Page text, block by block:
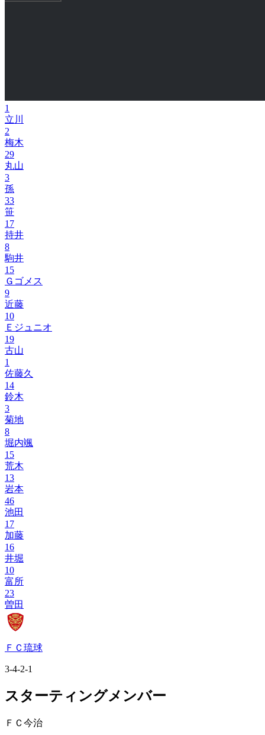
1
立川
2
梅木
29
丸山
3
孫
33
笹
17
持井
8
駒井
15
Ｇゴメス
9
近藤
10
Ｅジュニオ
19
古山
1
佐藤久
14
鈴木
3
菊地
8
堀内颯
15
荒木
13
岩本
46
池田
17
加藤
16
井堀
10
富所
23
曽田
ＦＣ琉球
3-4-2-1
スターティングメンバー
ＦＣ今治